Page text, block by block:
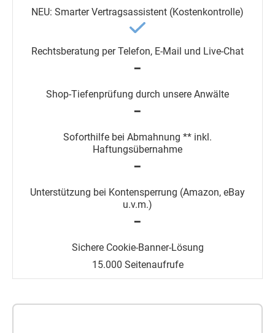
━
━
━
━
15.000 Seitenaufrufe